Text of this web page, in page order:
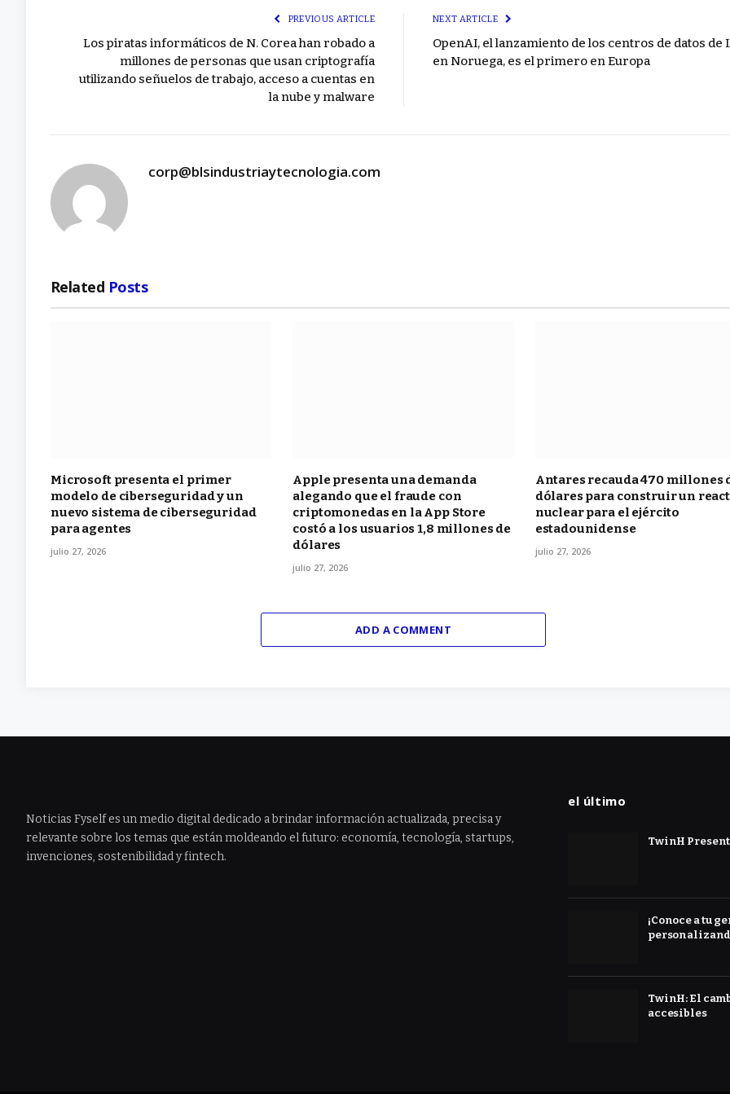
PREVIOUS ARTICLE
Los piratas informáticos de N. Corea han robado a
millones de personas que usan criptografía
utilizando señuelos de trabajo, acceso a cuentas en
la nube y malware
NEXT ARTICLE
OpenAI, el lanzamiento de los centros de datos de
en Noruega, es el primero en Europa
corp@blsindustriaytecnologia.com
Related Posts
Microsoft presenta el primer
modelo de ciberseguridad y un
nuevo sistema de ciberseguridad
para agentes
julio 27, 2026
Apple presenta una demanda
alegando que el fraude con
criptomonedas en la App Store
costó a los usuarios 1,8 millones de
dólares
julio 27, 2026
Antares recauda 470 millones
dólares para construir un
nuclear para el ejército
estadounidense
julio 27, 2026
ADD A COMMENT
Noticias Fyself es un medio digital dedicado a brindar información actualizada, precisa y
relevante sobre los temas que están moldeando el futuro: economía, tecnología, startups,
invenciones, sostenibilidad y fintech.
el último
TwinH
¡Conoce a tu
TwinH: El
accesibles